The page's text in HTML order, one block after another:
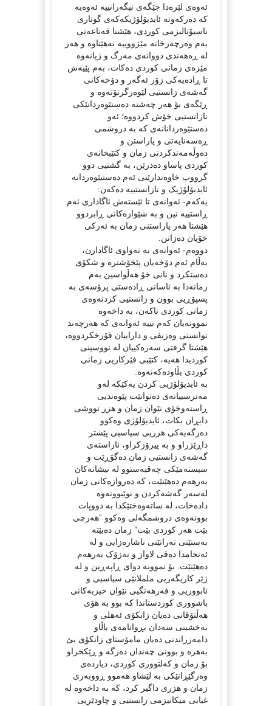
ئەوەی لێرەدا جێگەی نیگەرانییە ئەوەیە
کە دەرکەوتە ئایدیۆلۆژیکەکەی گوتاری
ناسیۆنالیزمی کوردی، ھێشتا قەناعەتی
بەم وەرچەرخانە مێژووییە نەھێناوە و ھەر
لە ڕەھەندی دووانەی مەرگ و ژیانەوە
مێزەی زمانی کوردی دەکات، بەم پێیەش
تا ڕادەیەکی زۆر ئەگەر و دۆخەکانی
گەشەی زانستیی لێوەر‌گرتۆتەوە و
ڕێگەی بۆ ھەر چەشنە دەستێوەردانێکی
نازانستیی خۆش کردووە؛ ئەو
دەستێوەردانانەی کە بە دروشمی
ڕەسەنایەتی و پاراستن و
دەوڵەمەندکردنی زمان و کتێبخانەی
کوردی پاساو دەدرێن، بە گشتیی دوو
گرووپ خاوەندارێتی ئەم دەستیێوەردانە
ئایدیۆلۆژیک و نازانستییە دەکەن:
یەکەم- ئەوانەی تا ئێستەش ئاگاداری ئەم
ڕاستییە نین و بە شێوازەکانی ڕابردوو
ھێشتا ھەر پاراستنی زمان بە ئەرکی
خۆیان دەزانن.
دووەم- ئەوانەی بە تەواوی ئاگادارن،
بەڵام ئەم دۆخەیان پێخۆشترە و شکۆی
دەستکرد و نانی خۆ ھەڵواسین بەم
زمانەدا بە ئاسانی ڕادەستی پرۆسەی بە
پسپۆڕیی بوون و زانستیی کردنەوەی
زمانی کوردی ناکەن، بە داخەوە
نموونەیان کەم نییە ئەوانەی کە هەرچەند
توانستی وەزیفی و داراییان قۆرخکردووە،
ھێشتا گرفتی سەرەکییان لە نووسینی
کوردیدا ھەیە، کتێبی فێرکاریی زمانی
کوردی بڵاودەکەنەوە.
بە ئایدیۆلۆژیی کردن یەکێکە لەو
مەترسییانەی دەتوانێت پێوەندیی
ڕاستەوخۆی نێوان زمان و هزر تووشی
دابڕان بکات، ئایدیۆلۆژی وەکوو
دەزگەیەکی هزریی سیاسیی پێشتر
داڕێژراو و بە پیرۆزکراو، ئاراستەی
گەشەی زانستیی زمان دەگۆڕێت و
سیستەمێکی چەقبەستوو لە نیشانەکان
بەرھەم دەھێنێت، کە دەروازەکانی زمان
لەسەر گەشەکردن و نوێبوونەوە
دادەخات، لە ساتەوەختێکدا بە دووپات
بوونەوەی دروشمگەلی وەکوو “ھەرچی
بێت ھەر کوردی بێت” زمان دەبێتە
بەستێنی تەراتێنی ناشارەزایی و لە
ئەنجامدا دەقی لاواز و نەزۆک بەرھەم
دەھێنێت. بۆ نموونە دوای ڕاپەڕین و لە
ژێر کاریگەریی ململانێی سیاسیی و
ئابووریی و فەرھەنگیی نێوان حیزبەکانی
باشووری کوردستاندا کە بوو بە ھۆی
ھەڵتۆقانی دەیان زانکۆی ئەهلی و
بەخشینی سەدان بڕوانامەی باڵاو
دامەزراندنی دەیان مامۆستای زانکۆی بێ
بەهرە و بوونی چەندان دەزگە و ڕێکخراو
بۆ زمان و کەلتووری کوردی، دیاردەی
وەرگێڕانێکی بە لێشاو ھەموو ڕووبەری
زمان و هزری داگیر کرد، کە بە داخەوە لە
غیابی میکانیزمی زانستیی و چاودێریی